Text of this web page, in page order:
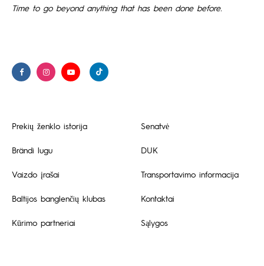
Time to go beyond anything that has been done before.
Prekių ženklo istorija
Brändi lugu
Vaizdo įrašai
Baltijos banglenčių klubas
Kūrimo partneriai
Senatvė
DUK
Transportavimo informacija
Kontaktai
Sąlygos